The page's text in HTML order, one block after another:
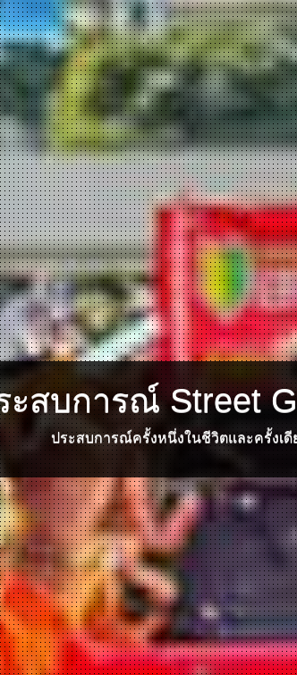
สบการณ์ Street
ประสบการณ์ครั้งหนึ่งในชีวิตและครั้งเดี